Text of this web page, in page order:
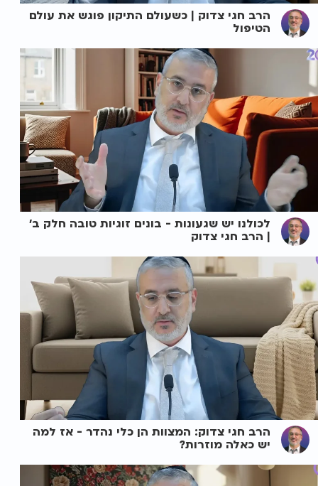
הרב חגי צדוק | כשעולם התיקון פוגש את עולם
הטיפול
לכולנו יש שגעונות - בונים זוגיות טובה חלק ב'
| הרב חגי צדוק
הרב חגי צדוק: המצוות הן כלי נהדר - אז למה
יש כאלה מוזרות?